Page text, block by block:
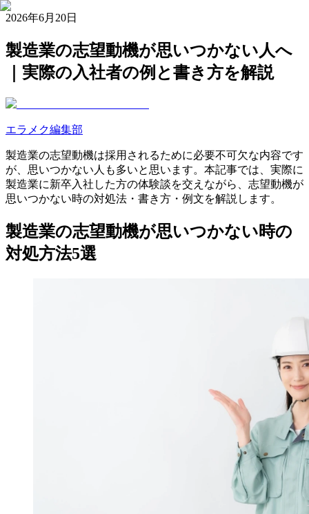
2026年6月20日
製造業の志望動機が思いつかない人へ
｜実際の入社者の例と書き方を解説
エラメク編集部
製造業の志望動機は採用されるために必要不可欠な内容です
が、思いつかない人も多いと思います。本記事では、実際に
製造業に新卒入社した方の体験談を交えながら、志望動機が
思いつかない時の対処法・書き方・例文を解説します。
製造業の志望動機が思いつかない時の
対処方法5選